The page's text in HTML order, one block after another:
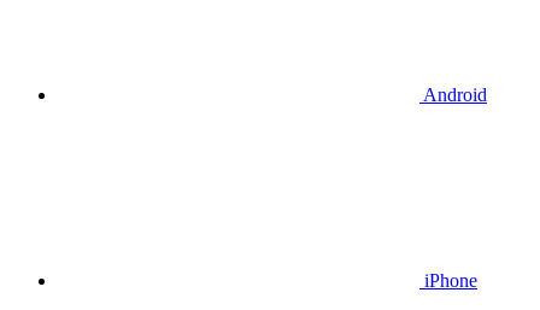
Android
iPhone